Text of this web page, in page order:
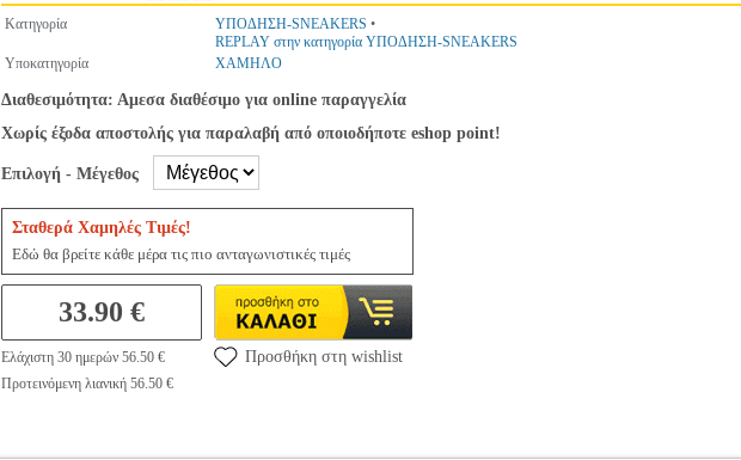
Κατηγορία ΥΠΟΔΗΣΗ-SNEAKERS •
REPLAY στην κατηγορία ΥΠΟΔΗΣΗ-SNEAKERS
Υποκατηγορία
ΧΑΜΗΛΟ
Διαθεσιμότητα: Αμεσα διαθέσιμο για online παραγγελία
Χωρίς έξοδα αποστολής για παραλαβή από οποιοδήποτε eshop point!
Επιλογή - Μέγεθος
Σταθερά Χαμηλές Τιμές!
Εδώ θα βρείτε κάθε μέρα τις πιο ανταγωνιστικές τιμές
33.90 €
Ελάχιστη 30 ημερών 56.50 €
Προτεινόμενη λιανική 56.50 €
Προσθήκη στη wishlist